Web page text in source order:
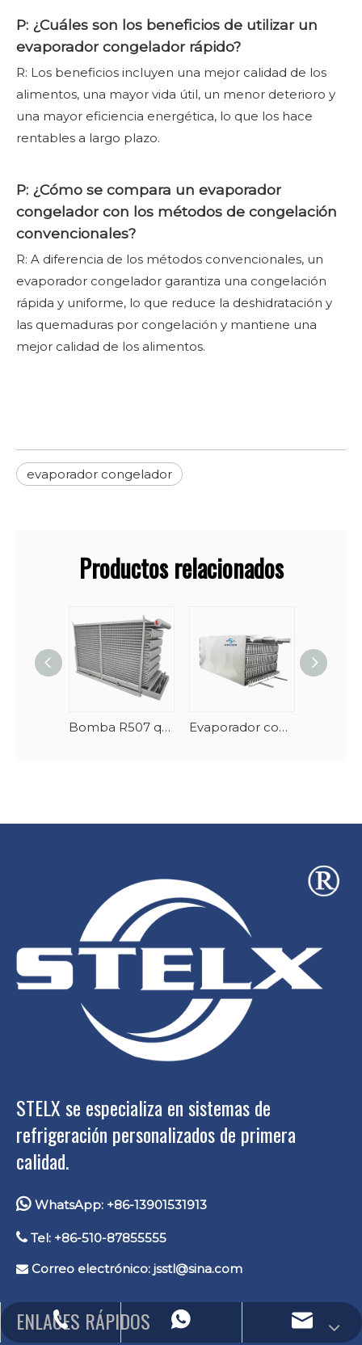
P: ¿Cuáles son los beneficios de utilizar un
evaporador congelador rápido?
R: Los beneficios incluyen una mejor calidad de los
alimentos, una mayor vida útil, un menor deterioro y
una mayor eficiencia energética, lo que los hace
rentables a largo plazo.
P: ¿Cómo se compara un evaporador
congelador con los métodos de congelación
convencionales?
R: A diferencia de los métodos convencionales, un
evaporador congelador garantiza una congelación
rápida y uniforme, lo que reduce la deshidratación y
las quemaduras por congelación y mantiene una
mejor calidad de los alimentos.
evaporador congelador
Productos relacionados
Bomba R507 que alimenta el congelador rápido industrial del espiral de los cambiadores de calor del evaporador del congelador Evaporador congelador en espiral apilable de acero inoxidable y AlMg
Teléfono: +86-13901531913
WhatsApp: +86-13901531913
Correo electrónico: lucas.xu@stelxtech.com
STELX se especializa en sistemas de
refrigeración personalizados de primera
calidad.
 WhatsApp: +86-13901531913
 Tel: +86-510-87855555
 Correo electrónico: jsstl@sina.com
ENLACES RÁPIDOS